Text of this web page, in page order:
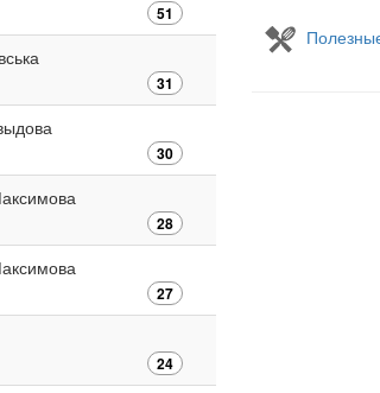
51
31
30
28
27
24